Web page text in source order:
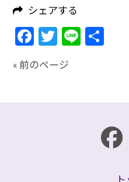
シェアする
Facebook
Twitter
Line
« 前のページ